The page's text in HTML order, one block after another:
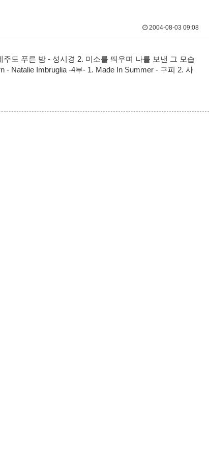
2004-08-03 09:08
도 푸른 밤 - 성시경 2. 미소를 띄우며 나를 보낸 그 모습
- Natalie Imbruglia -4부- 1. Made In Summer - 구피 2. 사